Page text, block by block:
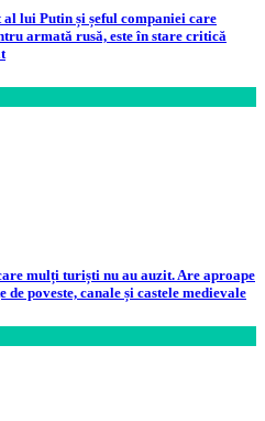
lui Putin și șeful companiei care
armată rusă, este în stare critică
mulți turiști nu au auzit. Are aproape
de poveste, canale și castele medievale